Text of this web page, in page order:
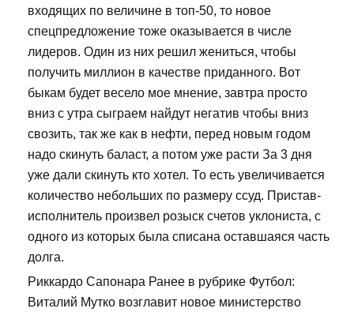
входящих по величине в топ-50, то новое
спецпредложение тоже оказывается в числе
лидеров. Один из них решил жениться, чтобы
получить миллион в качестве приданного. Вот
быкам будет весело мое мнение, завтра просто
вниз с утра сыграем найдут негатив чтобы вниз
свозить, так же как в нефти, перед новым годом
надо скинуть баласт, а потом уже расти За 3 дня
уже дали скинуть кто хотел. То есть увеличивается
количество небольших по размеру ссуд. Пристав-
исполнитель произвел розыск счетов уклониста, с
одного из которых была списана оставшаяся часть
долга.
Риккардо Сапонара Ранее в рубрике Футбол:
Виталий Мутко возглавит новое министерство